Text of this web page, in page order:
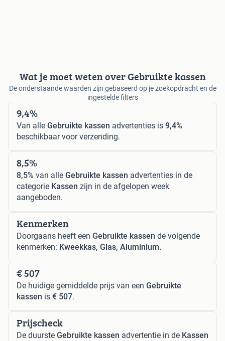
Wat je moet weten over Gebruikte kassen
De onderstaande waarden zijn gebaseerd op je zoekopdracht en de
ingestelde filters
9,4%
Van alle Gebruikte kassen advertenties is 9,4%
beschikbaar voor verzending.
8,5%
8,5% van alle Gebruikte kassen advertenties in de
categorie Kassen zijn in de afgelopen week
aangeboden.
Kenmerken
Doorgaans heeft een Gebruikte kassen de volgende
kenmerken: Kweekkas, Glas, Aluminium.
€ 507
De huidige gemiddelde prijs van een Gebruikte
kassen is € 507.
Prijscheck
De duurste Gebruikte kassen advertentie in de Kassen